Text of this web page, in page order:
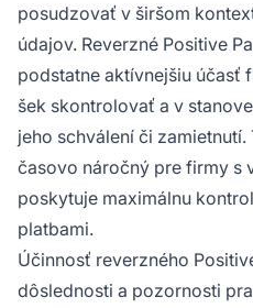
posudzovať v širšom
údajov. Reverzné Positive
podstatne aktívnejšiu účasť
šek skontrolovať a v
jeho schválení či
časovo náročný pre firmy s
poskytuje maximálnu
platbami.
Účinnosť reverzného
dôslednosti a pozornosti